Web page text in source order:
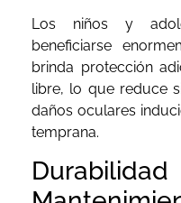
Los niños y
beneficiarse
brinda protección
libre, lo que reduce
daños oculares
temprana.